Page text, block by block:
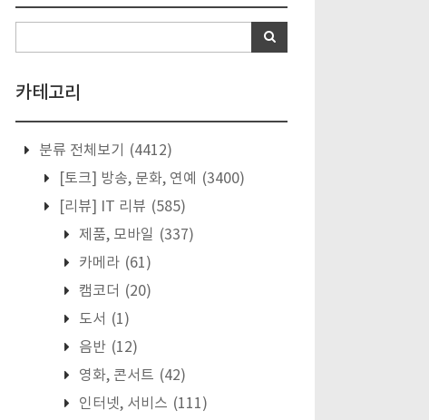
카테고리
분류 전체보기
(4412)
[토크] 방송, 문화, 연예
(3400)
[리뷰] IT 리뷰 (585)
제품, 모바일 (337)
카메라 (61)
캠코더 (20)
도서 (1)
음반 (12)
영화, 콘서트 (42)
인터넷, 서비스 (111)